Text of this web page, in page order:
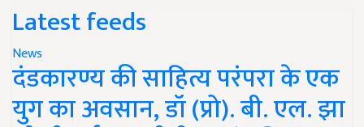
Latest feeds
News
दंडकारण्य की साहित्य परंपरा के एक
युग का अवसान, डॉ (प्रो). बी. एल. झा